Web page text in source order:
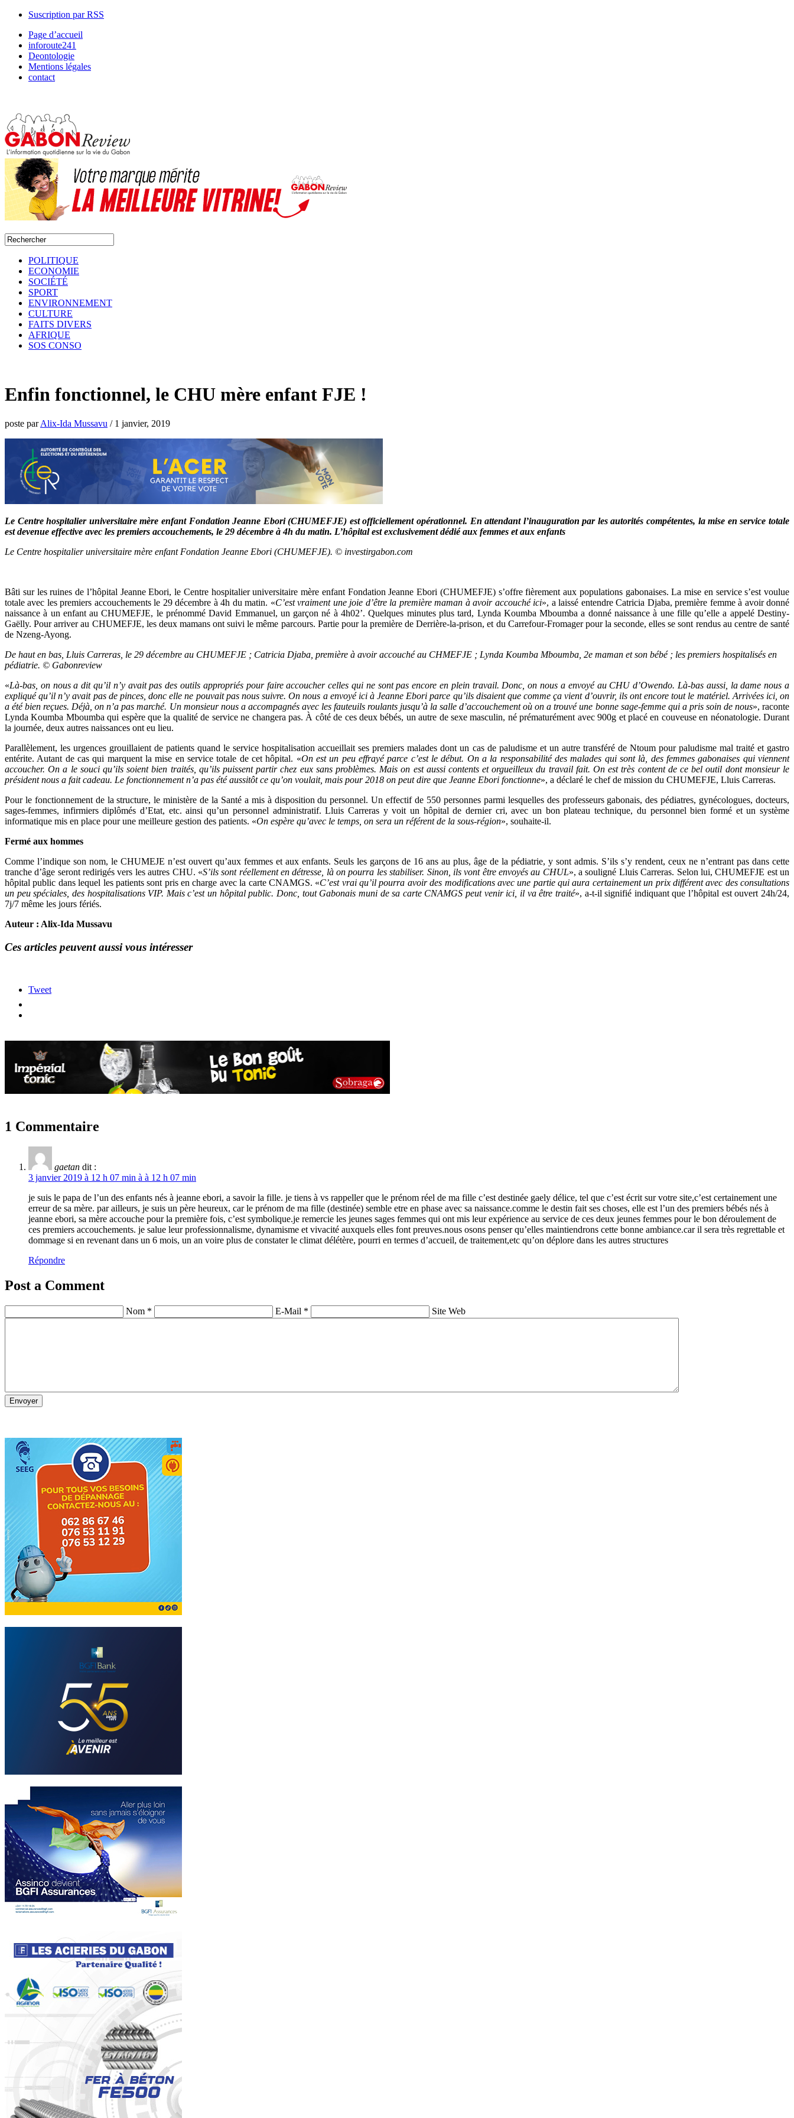
Suscription par RSS
Page d’accueil
inforoute241
Deontologie
Mentions légales
contact
POLITIQUE
ECONOMIE
SOCIÉTÉ
SPORT
ENVIRONNEMENT
CULTURE
FAITS DIVERS
AFRIQUE
SOS CONSO
Enfin fonctionnel, le CHU mère enfant FJE !
poste parAlix-Ida Mussavu / 1 janvier, 2019
Le Centre hospitalier universitaire mère enfant Fondation Jeanne Ebori (CHUMEFJE) est officiellement opérationnel. En attendant l’inauguration par les autorités compétentes, la mise en service totale
est devenue effective avec les premiers accouchements, le 29 décembre à 4h du matin. L’hôpital est exclusivement dédié aux femmes et aux enfants
Le Centre hospitalier universitaire mère enfant Fondation Jeanne Ebori (CHUMEFJE). © investirgabon.com
Bâti sur les ruines de l’hôpital Jeanne Ebori, le Centre hospitalier universitaire mère enfant Fondation Jeanne Ebori (CHUMEFJE) s’offre fièrement aux populations gabonaises. La mise en service s’est voulue
totale avec les premiers accouchements le 29 décembre à 4h du matin. «C’est vraiment une joie d’être la première maman à avoir accouché ici», a laissé entendre Catricia Djaba, première femme à avoir donné
naissance à un enfant au CHUMEFJE, le prénommé David Emmanuel, un garçon né à 4h02’. Quelques minutes plus tard, Lynda Koumba Mboumba a donné naissance à une fille qu’elle a appelé Destiny-
Gaëlly. Pour arriver au CHUMEFJE, les deux mamans ont suivi le même parcours. Partie pour la première de Derrière-la-prison, et du Carrefour-Fromager pour la seconde, elles se sont rendus au centre de santé
de Nzeng-Ayong.
De haut en bas, Lluis Carreras, le 29 décembre au CHUMEFJE ; Catricia Djaba, première à avoir accouché au CHMEFJE ; Lynda Koumba Mboumba, 2e maman et son bébé ; les premiers hospitalisés en
pédiatrie. © Gabonreview
«Là-bas, on nous a dit qu’il n’y avait pas des outils appropriés pour faire accoucher celles qui ne sont pas encore en plein travail. Donc, on nous a envoyé au CHU d’Owendo. Là-bas aussi, la dame nous a
expliqué qu’il n’y avait pas de pinces, donc elle ne pouvait pas nous suivre. On nous a envoyé ici à Jeanne Ebori parce qu’ils disaient que comme ça vient d’ouvrir, ils ont encore tout le matériel. Arrivées ici, on
a été bien reçues. Déjà, on n’a pas marché. Un monsieur nous a accompagnés avec les fauteuils roulants jusqu’à la salle d’accouchement où on a trouvé une bonne sage-femme qui a pris soin de nous», raconte
Lynda Koumba Mboumba qui espère que la qualité de service ne changera pas. À côté de ces deux bébés, un autre de sexe masculin, né prématurément avec 900g et placé en couveuse en néonatologie. Durant
la journée, deux autres naissances ont eu lieu.
Parallèlement, les urgences grouillaient de patients quand le service hospitalisation accueillait ses premiers malades dont un cas de paludisme et un autre transféré de Ntoum pour paludisme mal traité et gastro
entérite. Autant de cas qui marquent la mise en service totale de cet hôpital. «On est un peu effrayé parce c’est le début. On a la responsabilité des malades qui sont là, des femmes gabonaises qui viennent
accoucher. On a le souci qu’ils soient bien traités, qu’ils puissent partir chez eux sans problèmes. Mais on est aussi contents et orgueilleux du travail fait. On est très content de ce bel outil dont monsieur le
président nous a fait cadeau. Le fonctionnement n’a pas été aussitôt ce qu’on voulait, mais pour 2018 on peut dire que Jeanne Ebori fonctionne», a déclaré le chef de mission du CHUMEFJE, Lluis Carreras.
Pour le fonctionnement de la structure, le ministère de la Santé a mis à disposition du personnel. Un effectif de 550 personnes parmi lesquelles des professeurs gabonais, des pédiatres, gynécologues, docteurs,
sages-femmes, infirmiers diplômés d’Etat, etc. ainsi qu’un personnel administratif. Lluis Carreras y voit un hôpital de dernier cri, avec un bon plateau technique, du personnel bien formé et un système
informatique mis en place pour une meilleure gestion des patients. «On espère qu’avec le temps, on sera un référent de la sous-région», souhaite-il.
Fermé aux hommes
Comme l’indique son nom, le CHUMEJE n’est ouvert qu’aux femmes et aux enfants. Seuls les garçons de 16 ans au plus, âge de la pédiatrie, y sont admis. S’ils s’y rendent, ceux ne n’entrant pas dans cette
tranche d’âge seront redirigés vers les autres CHU. «S’ils sont réellement en détresse, là on pourra les stabiliser. Sinon, ils vont être envoyés au CHUL», a souligné Lluis Carreras. Selon lui, CHUMEFJE est un
hôpital public dans lequel les patients sont pris en charge avec la carte CNAMGS. «C’est vrai qu’il pourra avoir des modifications avec une partie qui aura certainement un prix différent avec des consultations
un peu spéciales, des hospitalisations VIP. Mais c’est un hôpital public. Donc, tout Gabonais muni de sa carte CNAMGS peut venir ici, il va être traité», a-t-il signifié indiquant que l’hôpital est ouvert 24h/24,
7j/7 même les jours fériés.
Auteur : Alix-Ida Mussavu
Ces articles peuvent aussi vous intéresser
Tweet
1 Commentaire
gaetan dit :
3 janvier 2019 à 12 h 07 min à à 12 h 07 min
je suis le papa de l’un des enfants nés à jeanne ebori, a savoir la fille. je tiens à vs rappeller que le prénom réel de ma fille c’est destinée gaely délice, tel que c’est écrit sur votre site,c’est certainement une
erreur de sa mère. par ailleurs, je suis un père heureux, car le prénom de ma fille (destinée) semble etre en phase avec sa naissance.comme le destin fait ses choses, elle est l’un des premiers bébés nés à
jeanne ebori, sa mère accouche pour la première fois, c’est symbolique.je remercie les jeunes sages femmes qui ont mis leur expérience au service de ces deux jeunes femmes pour le bon déroulement de
ces premiers accouchements. je salue leur professionnalisme, dynamisme et vivacité auxquels elles font preuves.nous osons penser qu’elles maintiendrons cette bonne ambiance.car il sera très regrettable et
dommage si en revenant dans un 6 mois, un an voire plus de constater le climat délétère, pourri en termes d’accueil, de traitement,etc qu’on déplore dans les autres structures
Répondre
Post a Comment
Nom * E-Mail * Site Web